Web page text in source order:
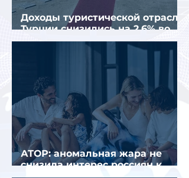
Доходы туристической отрасли
Турции снизились на 2,6% во
втором квартале 2026 года
АТОР: аномальная жара не
снизила интерес россиян к